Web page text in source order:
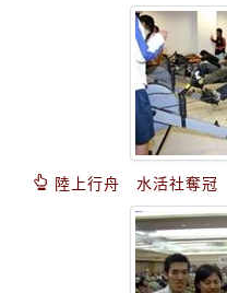
陸上行舟 水活社奪冠